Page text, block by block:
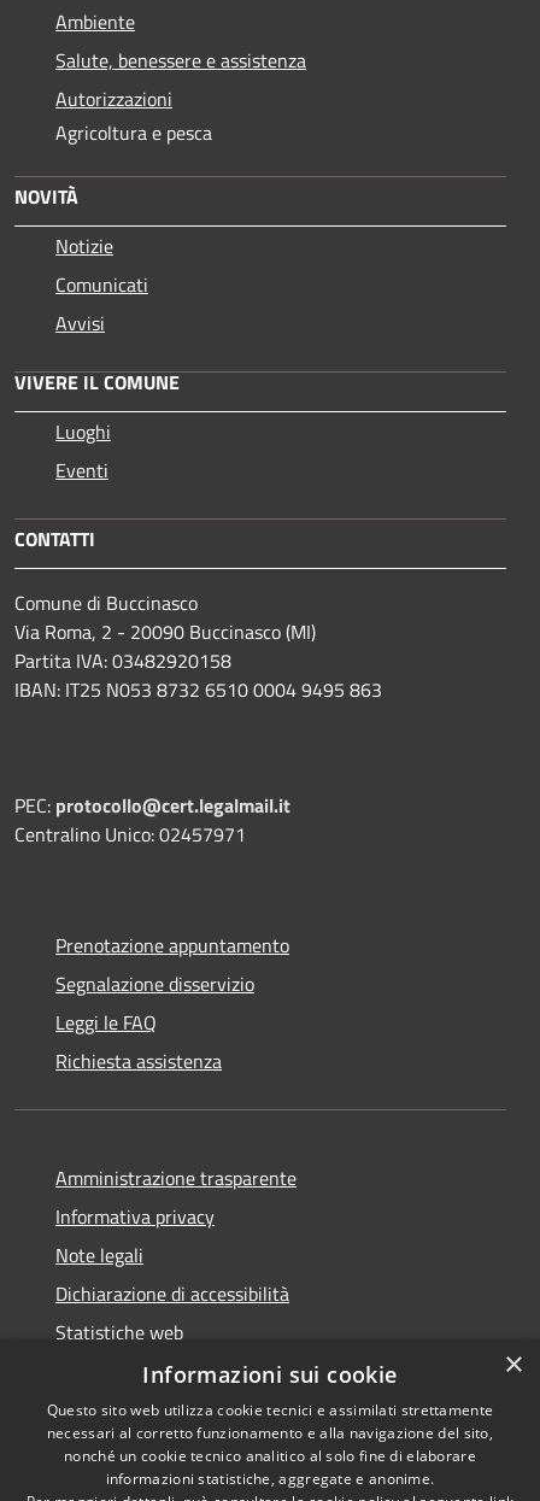
Ambiente
Salute, benessere e assistenza
Autorizzazioni
Agricoltura e pesca
NOVITÀ
Notizie
Comunicati
Avvisi
VIVERE IL COMUNE
Luoghi
Eventi
CONTATTI
Comune di Buccinasco
Via Roma, 2 - 20090 Buccinasco (MI)
Partita IVA: 03482920158
IBAN: IT25 N053 8732 6510 0004 9495 863
PEC: protocollo@cert.legalmail.it
Centralino Unico: 02457971
Prenotazione appuntamento
Segnalazione disservizio
Leggi le FAQ
Richiesta assistenza
Amministrazione trasparente
Informativa privacy
Note legali
Dichiarazione di accessibilità
Statistiche web
Accessibilità
Copyright © 2026 • Comune di
Buccinasco • Powered by
×
Informazioni sui cookie
Questo sito web utilizza cookie tecnici e assimilati strettamente
necessari al corretto funzionamento e alla navigazione del sito,
nonché un cookie tecnico analitico al solo fine di elaborare
informazioni statistiche, aggregate e anonime.